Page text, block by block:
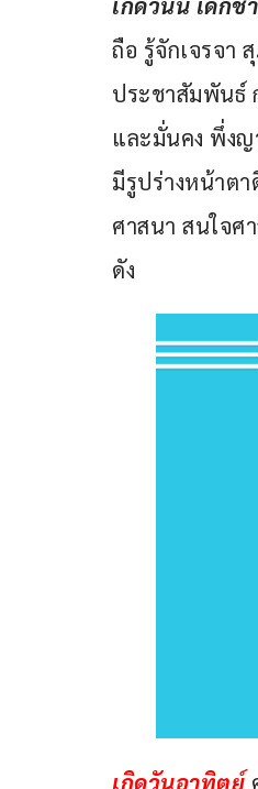
เกิดวันนี้ เด็กช
ถือ รู้จักเจรจา
ประชาสัมพันธ์
และมั่นคง พึ่งญ
มีรูปร่างหน้าตา
ศาสนา สนใจศ
ดัง
เกิดวันอาทิตย์